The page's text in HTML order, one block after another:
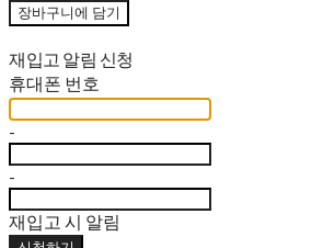
장바구니에 담기
재입고 알림 신청
휴대폰 번호
-
-
재입고 시 알림